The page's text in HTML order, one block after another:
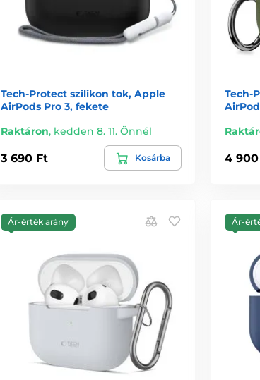
Tech-Protect szilikon tok, Apple
AirPods Pro 3, fekete
Raktáron, kedden 8. 11. Önnél
3 690 Ft Kosárba
Tech-
4
Ár-érték arány Ár-